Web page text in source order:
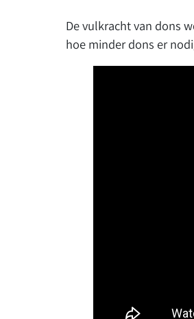
De vulkracht van dons
hoe minder dons er